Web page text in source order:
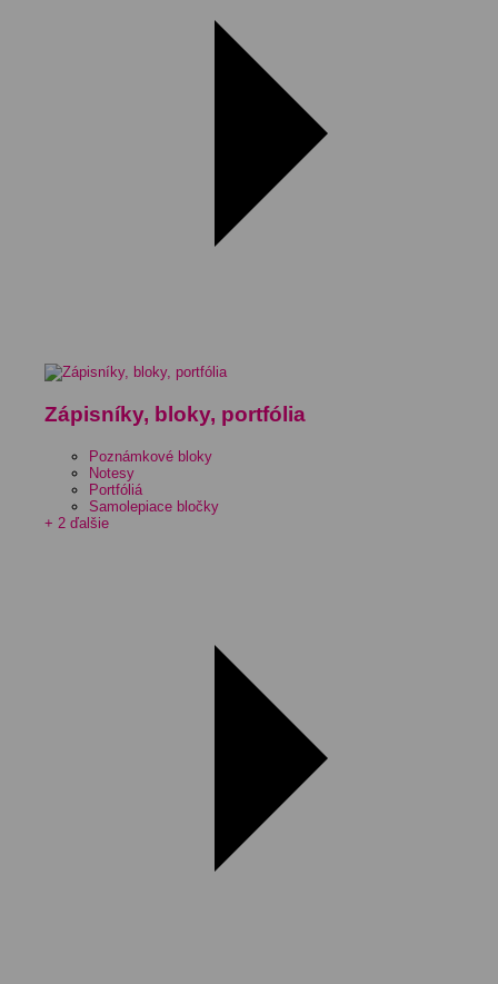
Zápisníky, bloky, portfólia
Poznámkové bloky
Notesy
Portfóliá
Samolepiace bločky
+ 2 ďalšie